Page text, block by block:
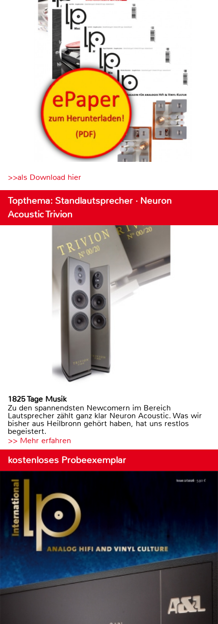
>>als Download hier
Topthema: Standlautsprecher · Neuron
Acoustic Trivion
1825 Tage Musik
Zu den spannendsten Newcomern im Bereich
Lautsprecher zählt ganz klar Neuron Acoustic. Was wir
bisher aus Heilbronn gehört haben, hat uns restlos
begeistert.
>> Mehr erfahren
kostenloses Probeexemplar